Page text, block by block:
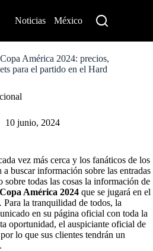
Noticias México
América 2024: precios,
para el partido en el Hard
10 junio, 2024
vez más cerca y los fanáticos de los
a buscar información sobre las entradas
sobre todas las cosas la información de
Copa América 2024 que se jugará en el
Para la tranquilidad de todos, la
en su página oficial con toda la
oportunidad, el auspiciante oficial de
lo que sus clientes tendrán un